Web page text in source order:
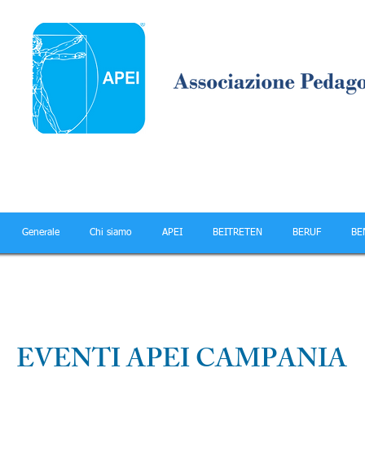
Generale Chi siamo APEI BEITRETEN BERUF
EVENTI APEI CAMPANIA